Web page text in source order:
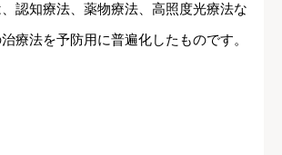
認知療法、薬物療法、高照度光療法な
療法を予防用に普遍化したものです。